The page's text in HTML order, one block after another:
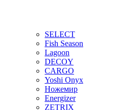
SELECT
Fish Season
Lagoon
DECOY
CARGO
Yoshi Onyx
Ножемир
Energizer
ZETRIX